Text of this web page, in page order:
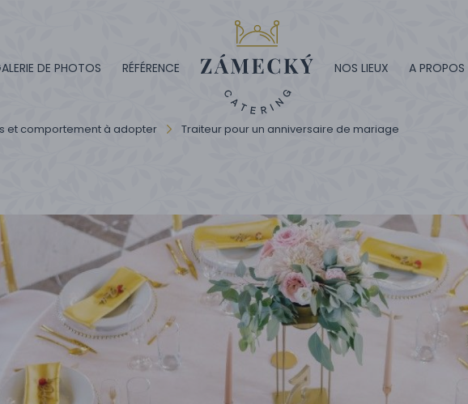
DE PHOTOS RÉFÉRENCE NOS LIEUX A
et comportement à adopter Traiteur pour un anniversaire de mariage